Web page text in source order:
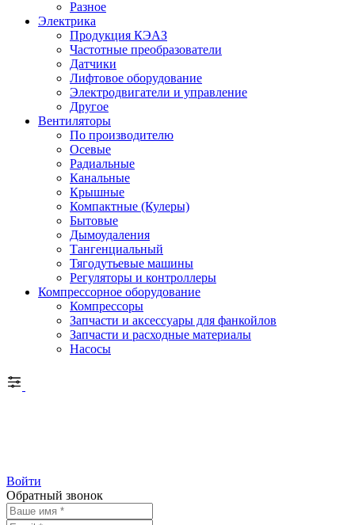
Разное
Электрика
Продукция КЭАЗ
Частотные преобразователи
Датчики
Лифтовое оборудование
Электродвигатели и управление
Другое
Вентиляторы
По производителю
Осевые
Радиальные
Канальные
Крышные
Компактные (Кулеры)
Бытовые
Дымоудаления
Тангенциальный
Тягодутьевые машины
Регуляторы и контроллеры
Компрессорное оборудование
Компрессоры
Запчасти и аксессуары для фанкойлов
Запчасти и расходные материалы
Насосы
Войти
Обратный звонок